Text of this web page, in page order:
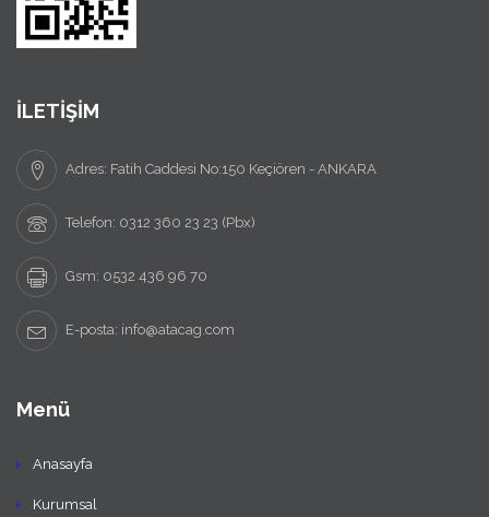
İLETİŞİM
Adres: Fatih Caddesi No:150 Keçiören - ANKARA
Telefon: 0312 360 23 23 (Pbx)
Gsm: 0532 436 96 70
E-posta: info@atacag.com
Menü
Anasayfa
Kurumsal